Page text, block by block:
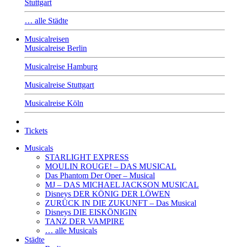
Stuttgart
… alle Städte
Musicalreisen
Musicalreise Berlin
Musicalreise Hamburg
Musicalreise Stuttgart
Musicalreise Köln
Tickets
Musicals
STARLIGHT EXPRESS
MOULIN ROUGE! – DAS MUSICAL
Das Phantom Der Oper – Musical
MJ – DAS MICHAEL JACKSON MUSICAL
Disneys DER KÖNIG DER LÖWEN
ZURÜCK IN DIE ZUKUNFT – Das Musical
Disneys DIE EISKÖNIGIN
TANZ DER VAMPIRE
… alle Musicals
Städte